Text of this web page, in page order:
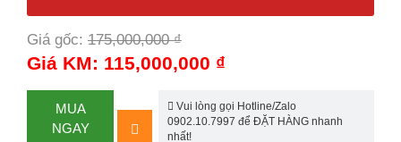
Giá gốc: 175,000,000 ₫
Giá KM: 115,000,000 ₫
MUA
NGAY
Vui lòng gọi Hotline/Zalo
0902.10.7997 để ĐẶT HÀNG nhanh
nhất!